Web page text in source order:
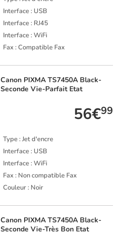
Interface : USB
Interface : RJ45
Interface : WiFi
Fax : Compatible Fax
Canon PIXMA TS7450A Black-
Seconde Vie-Parfait Etat
56€99
Type : Jet d'encre
Interface : USB
Interface : WiFi
Fax : Non compatible Fax
Couleur : Noir
Canon PIXMA TS7450A Black-
Seconde Vie-Très Bon Etat